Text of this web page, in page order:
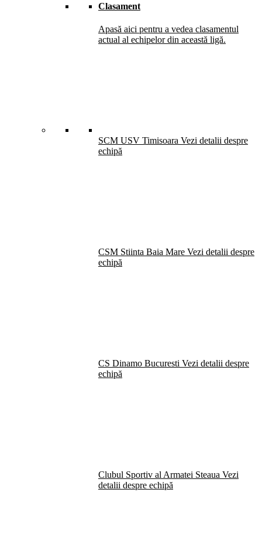
Clasament
Apasă aici pentru a vedea clasamentul
actual al echipelor din această ligă.
SCM USV Timisoara Vezi detalii despre
echipă
CSM Stiinta Baia Mare Vezi detalii despre
echipă
CS Dinamo Bucuresti Vezi detalii despre
echipă
Clubul Sportiv al Armatei Steaua Vezi
detalii despre echipă